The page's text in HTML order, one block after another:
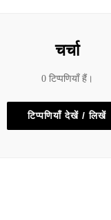
चर्चा
0 टिप्पणियाँ हैं।
टिप्पणियाँ देखें / लिखें